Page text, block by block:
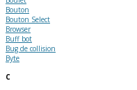
Bouton
Bouton Select
Browser
Buff bot
Bug de collision
Byte
C